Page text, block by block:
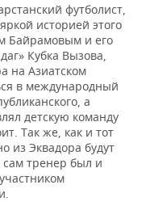
футболист,
историей этого
Байрамовым и его
Кубка Вызова,
на Азиатском
в международный
а
детскую команду
Так же, как и тот
из Эквадора будут
сам тренер был и